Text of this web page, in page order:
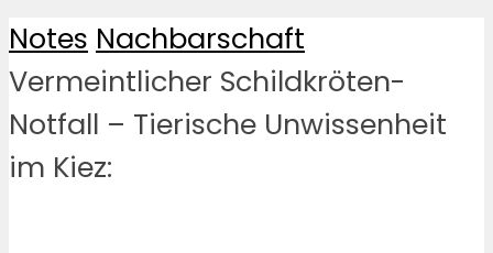
Notes Nachbarschaft
Vermeintlicher Schildkröten-
Notfall – Tierische Unwissenheit
im Kiez: